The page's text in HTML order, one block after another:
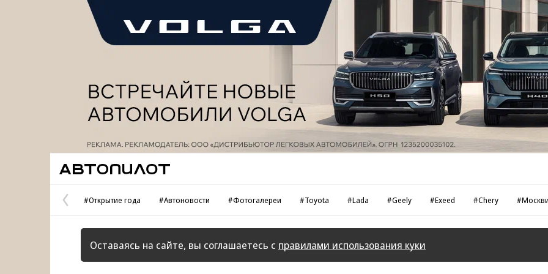
Предыдущая
страница
#Открытие года #Автоновости #Фотогалереи #Toyota #Lada #Geely #Exeed #Chery
Оставаясь на сайте, вы соглашаетесь с правилами использования куки